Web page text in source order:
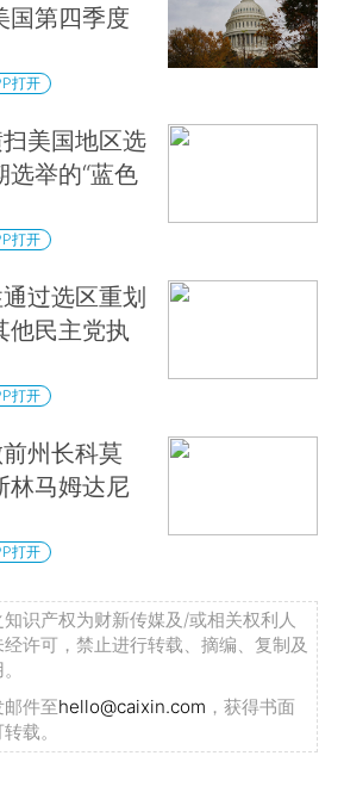
国第四季度
打开
美国地区选
举的“蓝色
打开
过选区重划
他民主党执
打开
州长科莫
林马姆达尼
打开
识产权为财新传媒及/或相关权利人
许可，禁止进行转载、摘编、复制及
件至hello@caixin.com ，获得书面
载。